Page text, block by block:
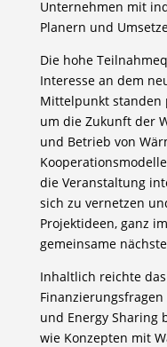
Unternehmen mit
Planern und
Die hohe
Interesse an dem
Mittelpunkt standen
um die Zukunft der
und Betrieb von
die Veranstaltung
sich zu vernetzen
Projektideen, ganz
gemeinsame
Inhaltlich reichte
und Energy Sharing
wie Konzepten mit